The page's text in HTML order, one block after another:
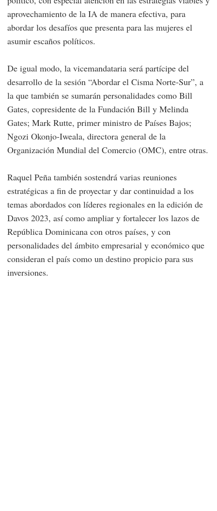
aprovechamiento de la IA de manera efectiva, para
abordar los desafíos que presenta para las mujeres el
asumir escaños políticos.
De igual modo, la vicemandataria será partícipe del
desarrollo de la sesión “Abordar el Cisma Norte-Sur”, a
la que también se sumarán personalidades como Bill
Gates, copresidente de la Fundación Bill y Melinda
Gates; Mark Rutte, primer ministro de Países Bajos;
Ngozi Okonjo-Iweala, directora general de la
Organización Mundial del Comercio (OMC), entre otras.
Raquel Peña también sostendrá varias reuniones
estratégicas a fin de proyectar y dar continuidad a los
temas abordados con líderes regionales en la edición de
Davos 2023, así como ampliar y fortalecer los lazos de
República Dominicana con otros países, y con
personalidades del ámbito empresarial y económico que
consideran el país como un destino propicio para sus
inversiones.